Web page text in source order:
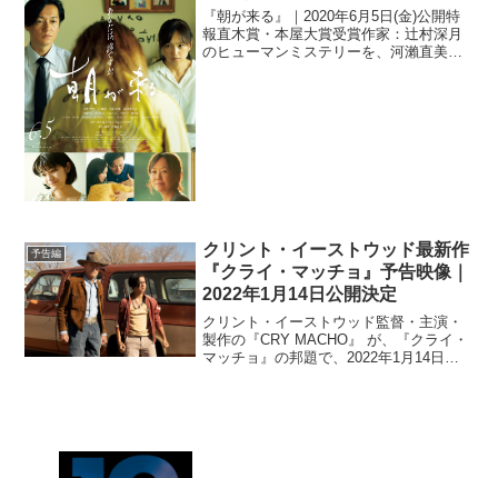
『朝が来る』｜2020年6月5日(金)公開特
報直木賞・本屋大賞受賞作家：辻村深月
のヒューマンミステリーを、河瀨直美監
予告編
クリント・イーストウッド最新作
『クライ・マッチョ』予告映像｜
2022年1月14日公開決定
クリント・イーストウッド監督・主演・
製作の『CRY MACHO』 が、『クライ・
マッチョ』の邦題で、2022年1月14日